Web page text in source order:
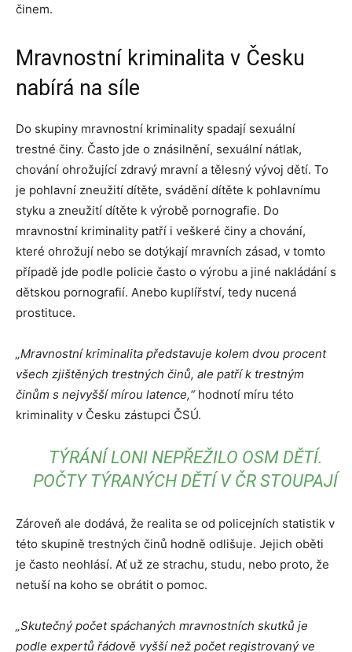
činem.
Mravnostní kriminalita v Česku
nabírá na síle
Do skupiny mravnostní kriminality spadají sexuální
trestné činy. Často jde o znásilnění, sexuální nátlak,
chování ohrožující zdravý mravní a tělesný vývoj dětí. To
je pohlavní zneužití dítěte, svádění dítěte k pohlavnímu
styku a zneužití dítěte k výrobě pornografie. Do
mravnostní kriminality patří i veškeré činy a chování,
které ohrožují nebo se dotýkají mravních zásad, v tomto
případě jde podle policie často o výrobu a jiné nakládání s
dětskou pornografií. Anebo kuplířství, tedy nucená
prostituce.
„Mravnostní kriminalita představuje kolem dvou procent
všech zjištěných trestných činů, ale patří k trestným
činům s nejvyšší mírou latence,“ hodnotí míru této
kriminality v Česku zástupci ČSÚ.
TÝRÁNÍ LONI NEPŘEŽILO OSM DĚTÍ.
POČTY TÝRANÝCH DĚTÍ V ČR STOUPAJÍ
Zároveň ale dodává, že realita se od policejních statistik v
této skupině trestných činů hodně odlišuje. Jejich oběti
je často neohlásí. Ať už ze strachu, studu, nebo proto, že
netuší na koho se obrátit o pomoc.
„Skutečný počet spáchaných mravnostních skutků je
podle expertů řádově vyšší než počet registrovaný ve